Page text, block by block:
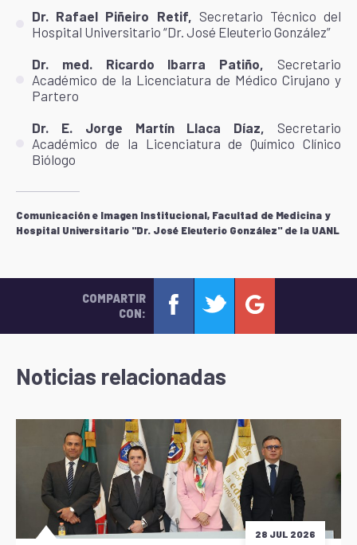
Dr. Rafael Piñeiro Retif, Secretario Técnico del
Hospital Universitario “Dr. José Eleuterio González”
Dr. med. Ricardo Ibarra Patiño, Secretario
Académico de la Licenciatura de Médico Cirujano y
Partero
Dr. E. Jorge Martín Llaca Díaz, Secretario
Académico de la Licenciatura de Químico Clínico
Biólogo
Comunicación e Imagen Institucional, Facultad de Medicina y
Hospital Universitario "Dr. José Eleuterio González" de la UANL
COMPARTIR
CON:
Noticias relacionadas
28 JUL 2026